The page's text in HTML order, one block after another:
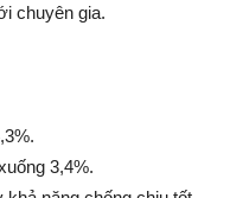
chuyên gia.
3,4%.